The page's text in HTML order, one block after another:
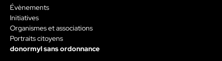
Évènements
Initiatives
Organismes et associations
Portraits citoyens
donormyl sans ordonnance